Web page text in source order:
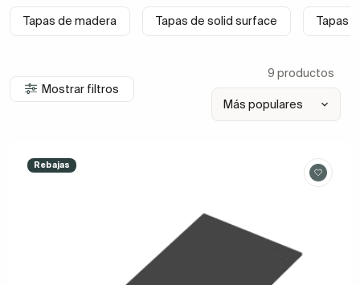
Tapas de madera Tapas de solid surface Tapas
Mostrar filtros
9 productos
Rebajas